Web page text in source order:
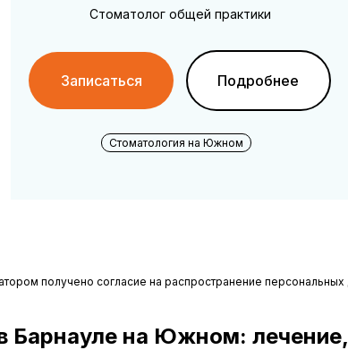
Стоматолог общей практики
Записаться Подробнее
Стоматология на Южном
получено согласие на распространение
Барнауле на Южном: